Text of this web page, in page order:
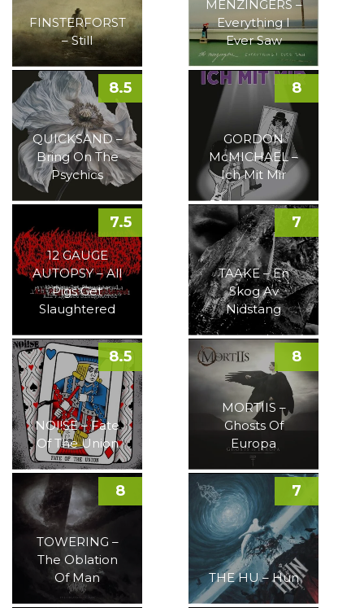
FINSTERFORST
– Still
MENZINGERS –
Everything I
Ever Saw
QUICKSAND –
Bring On The
Psychics
8.5
GORDON
McMICHAEL –
Ich Mit Mir
8
12 GAUGE
AUTOPSY – All
Pigs Get
Slaughtered
7.5
TAAKE – En
Skog Av
Nidstang
7
NOI!SE – Fate
Of The Union
8.5
MORTIIS –
Ghosts Of
Europa
8
TOWERING –
The Oblation
Of Man
8
THE HU – Hun
7